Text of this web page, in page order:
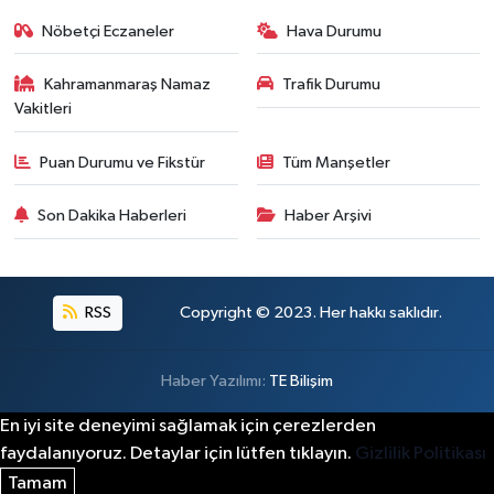
Nöbetçi Eczaneler Hava Durumu
Kahramanmaraş Namaz
Vakitleri
Trafik Durumu
Puan Durumu ve Fikstür Tüm Manşetler
Son Dakika Haberleri Haber Arşivi
RSS Copyright © 2023. Her hakkı saklıdır.
Haber Yazılımı: TE Bilişim
En iyi site deneyimi sağlamak için çerezlerden
faydalanıyoruz. Detaylar için lütfen tıklayın. Gizlilik Politikası
Tamam